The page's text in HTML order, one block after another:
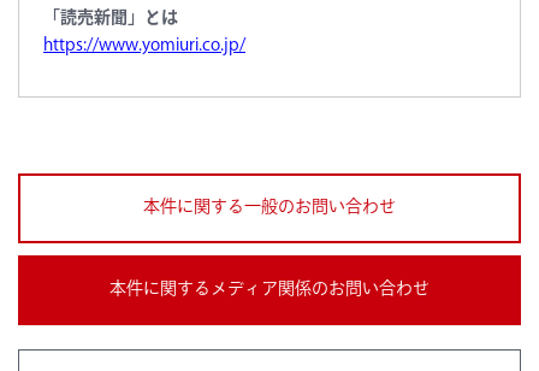
「読売新聞」とは
https://www.yomiuri.co.jp/
本件に関する一般のお問い合わせ
本件に関するメディア関係のお問い合わせ